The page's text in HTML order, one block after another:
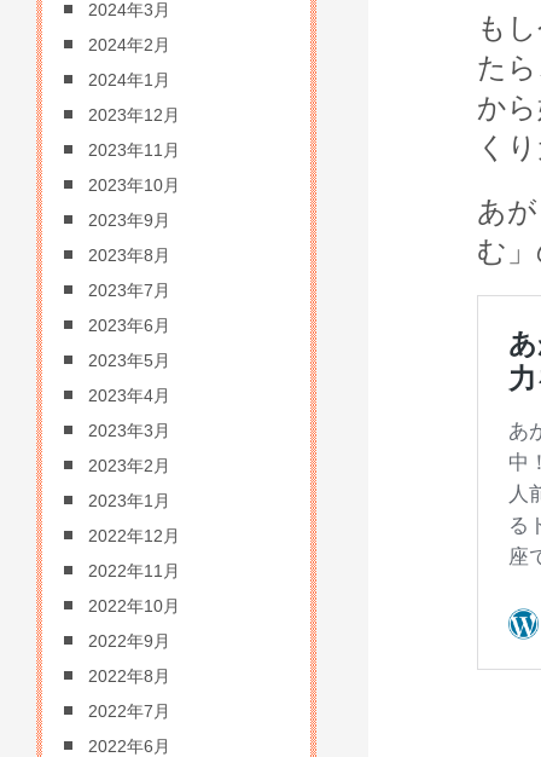
も
た
か
く
あ
む
2024年3月
2024年2月
2024年1月
2023年12月
2023年11月
2023年10月
2023年9月
2023年8月
2023年7月
2023年6月
2023年5月
2023年4月
2023年3月
2023年2月
2023年1月
2022年12月
2022年11月
2022年10月
2022年9月
2022年8月
2022年7月
2022年6月